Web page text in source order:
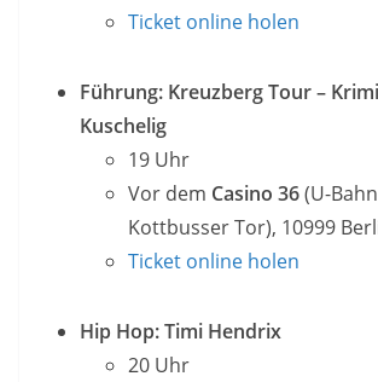
Ticket online holen
Führung: Kreuzberg Tour –
Kuschelig
19 Uhr
Vor dem Casino 36(U-
Kottbusser Tor), 10999
Ticket online holen
Hip Hop: Timi Hendrix
20 Uhr